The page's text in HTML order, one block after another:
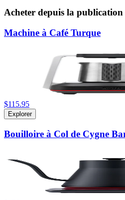
Acheter depuis la publication
Machine à Café Turque
$115.95
Explorer
Bouilloire à Col de Cygne